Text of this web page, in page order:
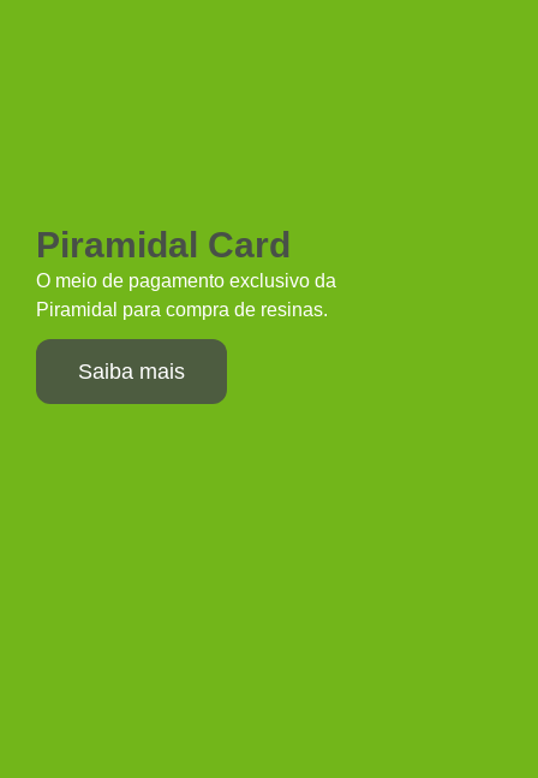
Piramidal Card
O meio de pagamento exclusivo da
Piramidal para compra de resinas.
Saiba mais